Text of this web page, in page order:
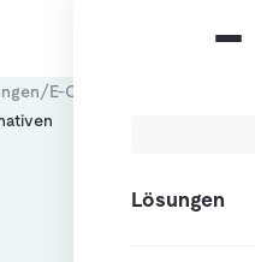
Lösungen
/E-Commerce Fulfillment